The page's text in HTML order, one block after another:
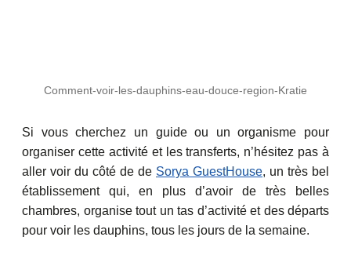
Comment-voir-les-dauphins-eau-douce-region-Kratie
Si vous cherchez un guide ou un organisme pour
organiser cette activité et les transferts, n’hésitez pas à
aller voir du côté de de Sorya GuestHouse, un très bel
établissement qui, en plus d’avoir de très belles
chambres, organise tout un tas d’activité et des départs
pour voir les dauphins, tous les jours de la semaine.